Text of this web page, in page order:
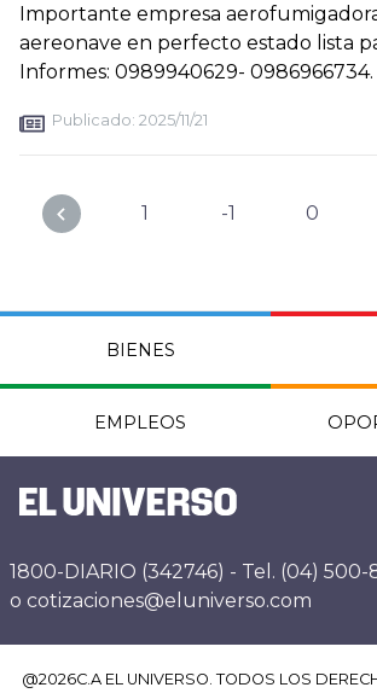
Importante empresa
aereonave en perfecto estado lista
Informes: 0989940629- 0986966734.
Publicado: 2025/11/21
1 -1 0
BIENES
EMPLEOS
1800-DIARIO (342746) - Tel. (04)
o cotizaciones@eluniverso.com
@2026C.A EL UNIVERSO. TODOS LOS